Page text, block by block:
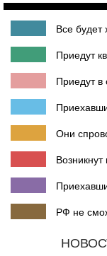
Все будет
Приедут
Приедут в
Они
РФ не